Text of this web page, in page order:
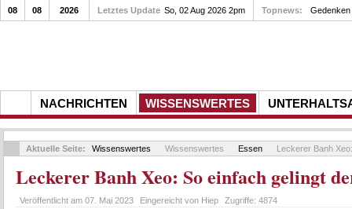
NACHRICHTEN WISSENSWERTES
08 08 2026 Letztes Update So, 02 Aug 2026 2pm Topnews: Gedenken
Aktuelle Seite: Wissenswertes Wissenswertes Essen Leckerer Banh
Leckerer Banh Xeo: So einfach gelingt
Veröffentlicht am 07. Mai 2023 Eingereicht von Hiep Zugriffe: 4874